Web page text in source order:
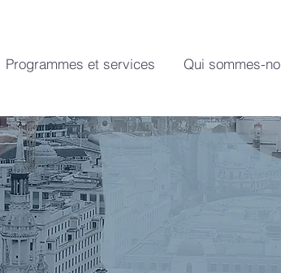
Programmes et services Qui sommes-